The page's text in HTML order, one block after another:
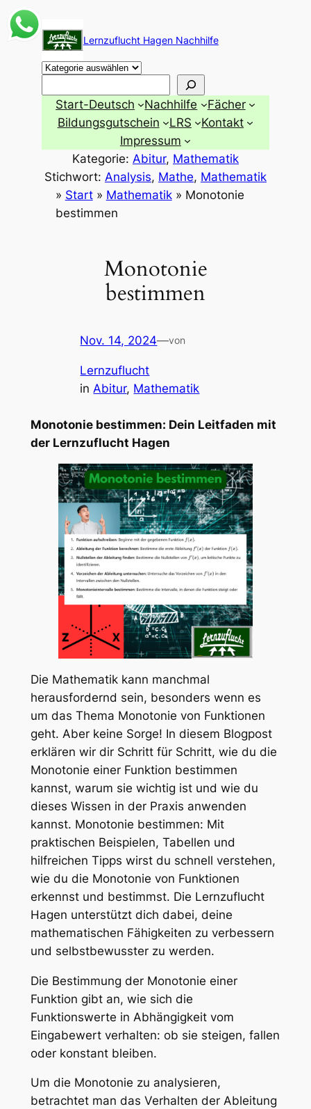
Zum
Inhalt
springen
Lernzuflucht Hagen Nachhilfe
Start-Deutsch Nachhilfe
Fächer
Bildungsgutschein
LRS
Kontakt
Impressum
Kategorie: Abitur, Mathematik
Stichwort: Analysis, Mathe, Mathematik
» Start» Mathematik» Monotonie
bestimmen
Monotonie
bestimmen
Nov. 14, 2024—von
Lernzuflucht
inAbitur, Mathematik
Monotonie bestimmen: Dein Leitfaden mit
der Lernzuflucht Hagen
Die Mathematik kann manchmal
herausfordernd sein, besonders wenn es
um das Thema Monotonie von Funktionen
geht. Aber keine Sorge! In diesem Blogpost
erklären wir dir Schritt für Schritt, wie du die
Monotonie einer Funktion bestimmen
kannst, warum sie wichtig ist und wie du
dieses Wissen in der Praxis anwenden
kannst. Monotonie bestimmen: Mit
praktischen Beispielen, Tabellen und
hilfreichen Tipps wirst du schnell verstehen,
wie du die Monotonie von Funktionen
erkennst und bestimmst. Die Lernzuflucht
Hagen unterstützt dich dabei, deine
mathematischen Fähigkeiten zu verbessern
und selbstbewusster zu werden.
Die Bestimmung der Monotonie einer
Funktion gibt an, wie sich die
Funktionswerte in Abhängigkeit vom
Eingabewert verhalten: ob sie steigen, fallen
oder konstant bleiben.
Um die Monotonie zu analysieren,
betrachtet man das Verhalten der Ableitung